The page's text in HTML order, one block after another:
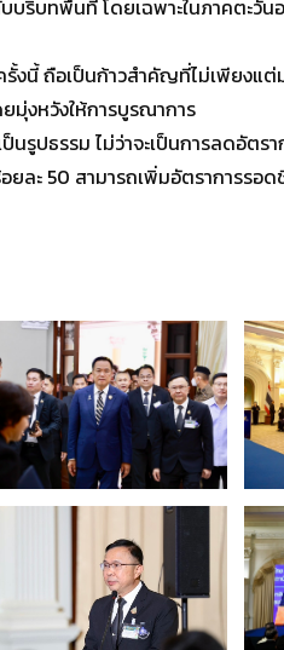
บริบทพื้นที่ โดยเฉพาะในภาคตะวัน
ถือเป็นก้าวสำคัญที่ไม่เพียงแต่
มุ่งหวังให้การบูรณาการ
รูปธรรม ไม่ว่าจะเป็นการลดอัต
ยละ 50 สามารถเพิ่มอัตราการร